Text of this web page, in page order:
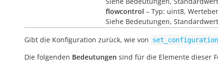
flowcontrol – Typ: uint8,
Siehe Bedeutungen,
Gibt die Konfiguration zurück, wie von set_configuration
Die folgenden Bedeutungen sind für die Elemente dieser